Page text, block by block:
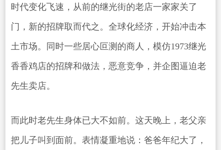
时代变化飞速，从前的继光街的老店一家家关了
门，新的招牌取而代之。全球化经济，开始冲击本
土市场。同时一些居心叵测的商人，模仿1973继光
香香鸡店的招牌和做法，恶意竞争，并企图逼迫老
先生卖店。
而此时老先生身体已大不如前。这天晚上，老父亲
把儿子叫到面前。表情凝重地说：爸爸年纪大了，